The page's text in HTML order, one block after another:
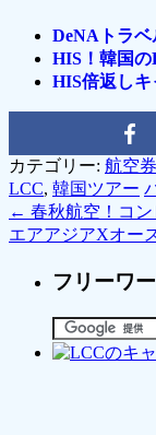
DeNAトラベ
HIS！韓国
HIS倍返しキ
カテゴリー: 航空
LCC, 韓国ツアー
← 春秋航空！コ
エアアジアXオー
フリーワ